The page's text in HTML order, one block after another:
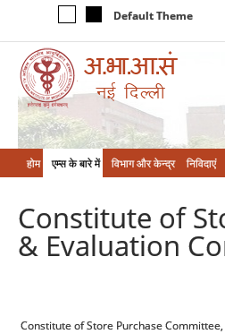
Default Theme
होम एम्‍स के बारे में विभाग और केन्‍द्र निविदाएं
Constitute of
& Evaluation
Constitute of Store Purchase